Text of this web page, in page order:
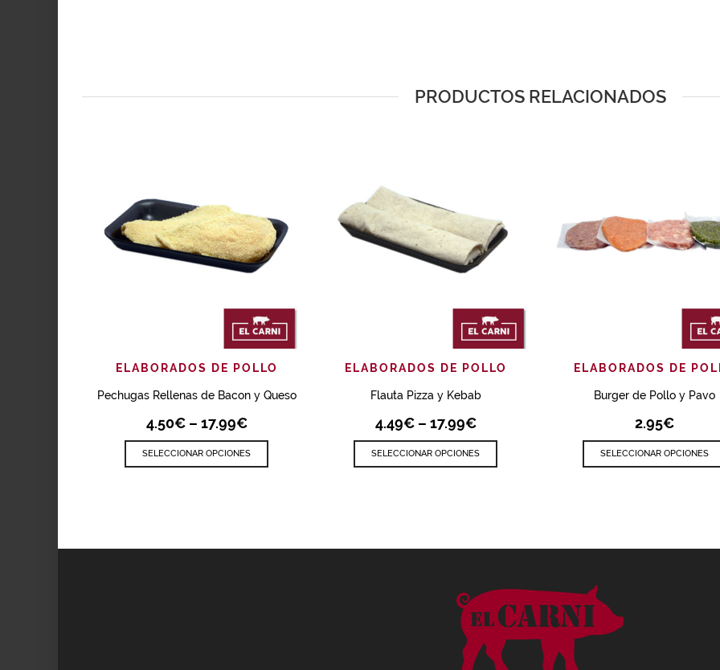
PRODUCTOS RELACIONADOS
AÑADIR VISTA RÁPIDA
ELABORADOS DE POLLO
Pechugas Rellenas de Bacon y Queso
4.50€– 17.99€
SELECCIONAR OPCIONES
AÑADIR VISTA RÁPIDA
ELABORADOS DE POLLO
Flauta Pizza y Kebab
4.49€– 17.99€
SELECCIONAR OPCIONES
AÑADIR VISTA
ELABORADOS DE
Burger de Pollo y Pavo
2.95€
SELECCIONAR OPCIONES